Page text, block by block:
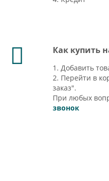
Как купить
1. Добавить
2. Перейти в
заказ".
При любых
звонок